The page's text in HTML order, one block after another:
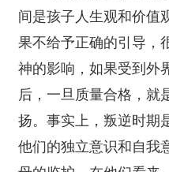
间是孩子人生观和价值
果不给予正确的引导，
神的影响，如果受到外
后，一旦质量合格，就
扬。事实上，叛逆时期
他们的独立意识和自我